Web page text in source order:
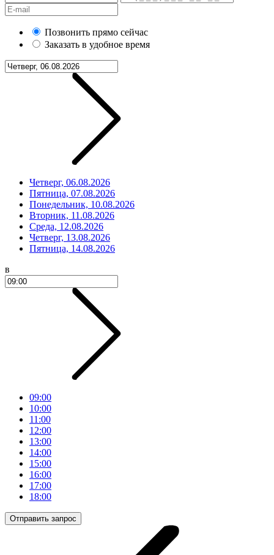
Позвонить прямо сейчас
Заказать в удобное время
Четверг, 06.08.2026
Пятница, 07.08.2026
Понедельник, 10.08.2026
Вторник, 11.08.2026
Среда, 12.08.2026
Четверг, 13.08.2026
Пятница, 14.08.2026
в
09:00
10:00
11:00
12:00
13:00
14:00
15:00
16:00
17:00
18:00
Отправить запрос